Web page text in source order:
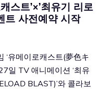
스트’×’최유기 리로
트 사전예약 시작
‘유메이로캐스트(夢色キ
일 TV 애니메이션 ‘최유
BLAST)’와 콜라보